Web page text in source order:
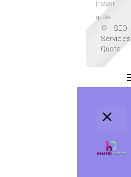
instant
quote.
SEO
Services
Quote